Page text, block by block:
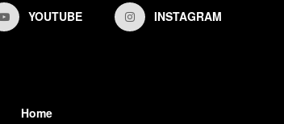
YOUTUBE INSTAGRAM
Home